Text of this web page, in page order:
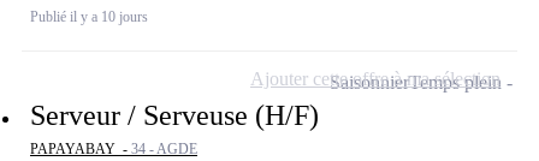
Publié il y a 10 jours
Serveur / Serveuse (H/F)
PAPAYABAY - 34 - AGDE
SaisonnierTemps plein
Ajouter cette offre à ma sélection